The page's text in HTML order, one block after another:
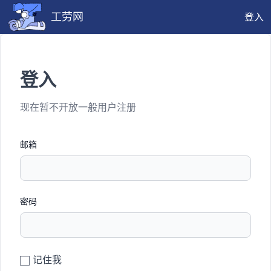
工劳网 登入
登入
现在暂不开放一般用户注册
邮箱
密码
记住我